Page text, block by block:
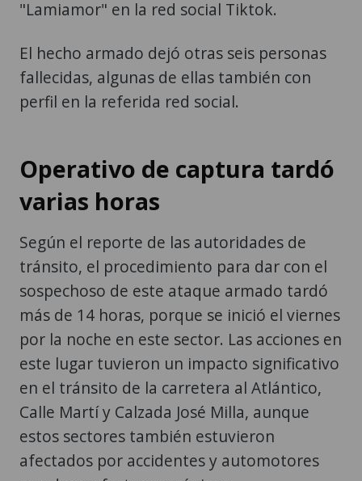
"Lamiamor" en la red social Tiktok.
El hecho armado dejó otras seis personas
fallecidas, algunas de ellas también con
perfil en la referida red social.
Operativo de captura tardó
varias horas
Según el reporte de las autoridades de
tránsito, el procedimiento para dar con el
sospechoso de este ataque armado tardó
más de 14 horas, porque se inició el viernes
por la noche en este sector. Las acciones en
este lugar tuvieron un impacto significativo
en el tránsito de la carretera al Atlántico,
Calle Martí y Calzada José Milla, aunque
estos sectores también estuvieron
afectados por accidentes y automotores